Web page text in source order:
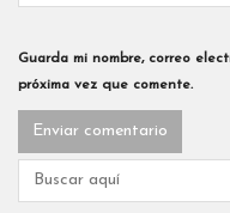
Guarda mi nombre, correo
próxima vez que comente.